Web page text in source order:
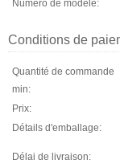
Numéro de modèle:
Conditions de
Quantité de commande
min:
Prix:
Détails d'emballage:
Délai de livraison: